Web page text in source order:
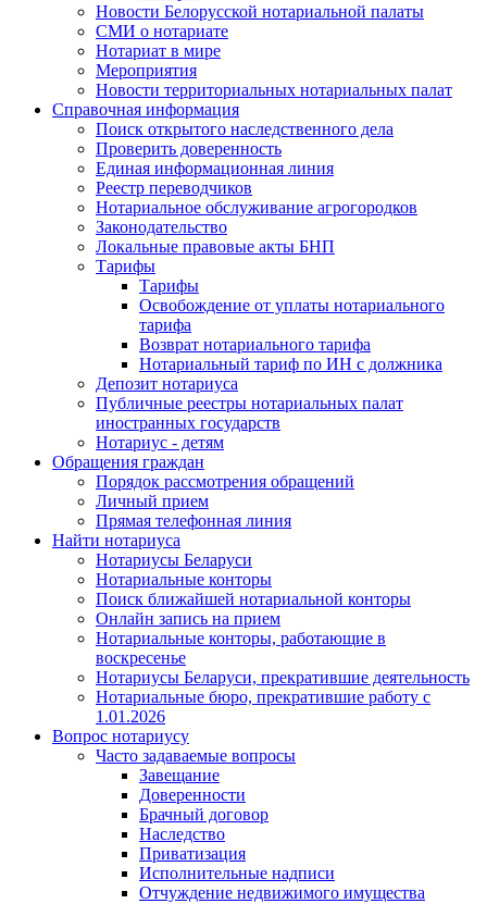
Новости Белорусской нотариальной палаты
СМИ о нотариате
Нотариат в мире
Мероприятия
Новости территориальных нотариальных палат
Справочная информация
Поиск открытого наследственного дела
Проверить доверенность
Единая информационная линия
Реестр переводчиков
Нотариальное обслуживание агрогородков
Законодательство
Локальные правовые акты БНП
Тарифы
Тарифы
Освобождение от уплаты нотариального
тарифа
Возврат нотариального тарифа
Нотариальный тариф по ИН с должника
Депозит нотариуса
Публичные реестры нотариальных палат
иностранных государств
Нотариус - детям
Обращения граждан
Порядок рассмотрения обращений
Личный прием
Прямая телефонная линия
Найти нотариуса
Нотариусы Беларуси
Нотариальные конторы
Поиск ближайшей нотариальной конторы
Онлайн запись на прием
Нотариальные конторы, работающие в
воскресенье
Нотариусы Беларуси, прекратившие деятельность
Нотариальные бюро, прекратившие работу с
1.01.2026
Вопрос нотариусу
Часто задаваемые вопросы
Завещание
Доверенности
Брачный договор
Наследство
Приватизация
Исполнительные надписи
Отчуждение недвижимого имущества